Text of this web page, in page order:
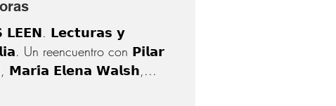
𝗟𝗘𝗘𝗡. 𝗟𝗲𝗰𝘁𝘂𝗿𝗮𝘀 𝘆
Un reencuentro con 𝗣𝗶𝗹𝗮𝗿
𝗠𝗮𝗿𝗶́𝗮 𝗘𝗹𝗲𝗻𝗮 𝗪𝗮𝗹𝘀𝗵,...